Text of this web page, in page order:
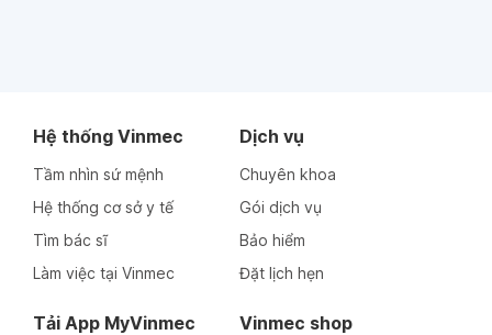
Hệ thống Vinmec
Tầm nhìn sứ mệnh
Hệ thống cơ sở y tế
Tìm bác sĩ
Làm việc tại Vinmec
Dịch vụ
Chuyên khoa
Gói dịch vụ
Bảo hiểm
Đặt lịch hẹn
Tải App MyVinmec Vinmec shop